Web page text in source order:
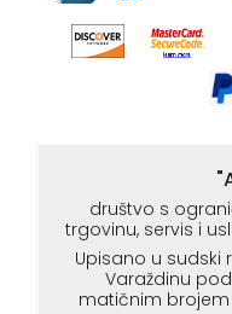
društvo s
trgovinu, servis i
Upisano u sudski
Varaždinu
matičnim